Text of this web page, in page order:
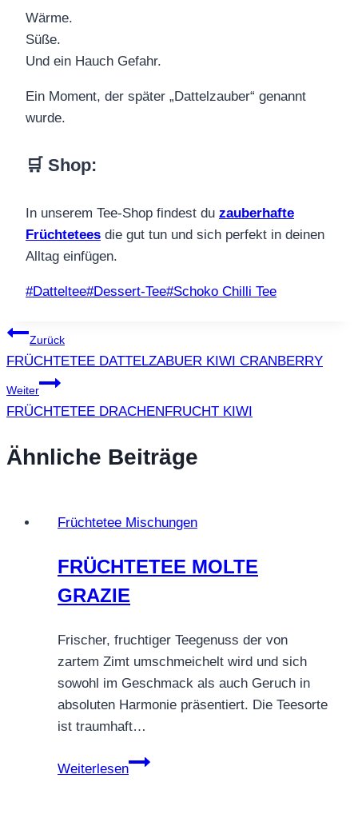
Wärme.
Süße.
Und ein Hauch Gefahr.
Ein Moment, der später „Dattelzauber“ genannt
wurde.
🛒 Shop:
In unserem Tee-Shop findest du zauberhafte
Früchtetees die gut tun und sich perfekt in deinen
Alltag einfügen.
Schlagworte:
#Datteltee#Dessert-Tee#Schoko Chilli Tee
Beitragsnavigation
Zurück
FRÜCHTETEE DATTELZABUER KIWI CRANBERRY
Weiter
FRÜCHTETEE DRACHENFRUCHT KIWI
Ähnliche Beiträge
Früchtetee Mischungen
FRÜCHTETEE MOLTE
GRAZIE
Frischer, fruchtiger Teegenuss der von
zartem Zimt umschmeichelt wird und sich
sowohl im Geschmack als auch Geruch in
absoluten Harmonie präsentiert. Die Teesorte
ist traumhaft…
Weiterlesen
FRÜCHTETEE